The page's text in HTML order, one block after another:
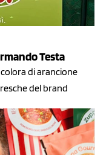
Testa
di arancione
del brand